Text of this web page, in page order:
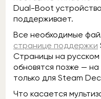
Dual-Boot
поддерживает.
Все необходимые
странице поддержки
Страницы на русском
обновятся позже —
только для Steam
Что касается